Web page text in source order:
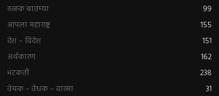
ठळक बातम्या
99
आपला महाराष्ट्र
155
देश – विदेश
151
अर्थकारण
162
भटकंती
238
वेचक – वेधक – वारसा
31